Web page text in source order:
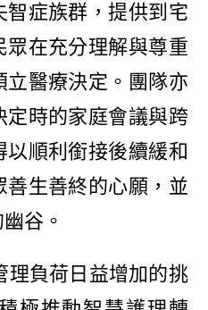
症族群，提供到宅
在充分理解與尊重
醫療決定。團隊亦
時的家庭會議與跨
以順利銜接後續緩和
生善終的心願，並
谷。
負荷日益增加的挑